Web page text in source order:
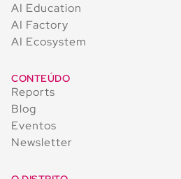
AI Education
AI Factory
AI Ecosystem
CONTEÚDO
Reports
Blog
Eventos
Newsletter